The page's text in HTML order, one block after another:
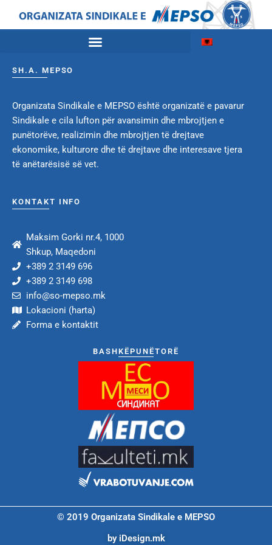
SH.A. MEPSO
Organizata Sindikale e MEPSO është organizatë e pavarur
Sindikale e cila lufton për avansimin dhe mbrojtjen e
punëtorëve, realizimin dhe mbrojtjen të drejtave
ekonomike, kulturore dhe të drejtave dhe interesave tjera
të anëtarësisë së vet.
KONTAKT INFO
Maksim Gorki nr.4, 1000
Shkup, Maqedoni
+389 2 3149 696
+389 2 3149 698
info@so-mepso.mk
Lokacioni (harta)
Forma e kontaktit
BASHKËPUNËTORË
© 2019 Organizata Sindikale e MEPSO
by iDesign.mk